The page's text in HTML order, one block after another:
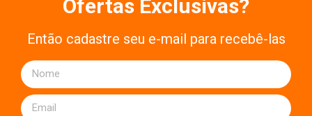
Ofertas Exclusivas?
Então cadastre seu e-mail para recebê-las